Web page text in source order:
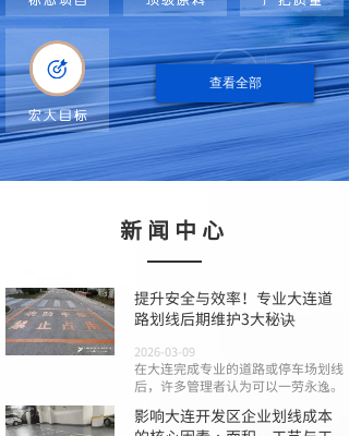
查看全部
新闻中心
提升安全与效率！专业大连道
路划线后期维护3大秘诀
2026-03-09
在大连完成专业的道路或停车场划线
后，许多管理者认为可以一劳永逸。
影响大连开发区企业划线成本